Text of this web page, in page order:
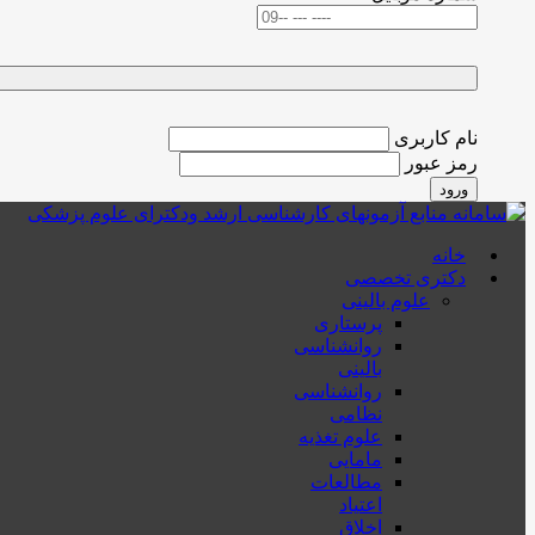
نام کاربری
رمز عبور
ورود
خانه
دکتری تخصصی
علوم بالینی
پرستاری
روانشناسی
بالینی
روانشناسی
نظامی
علوم تغذیه
مامایی
مطالعات
اعتیاد
اخلاق